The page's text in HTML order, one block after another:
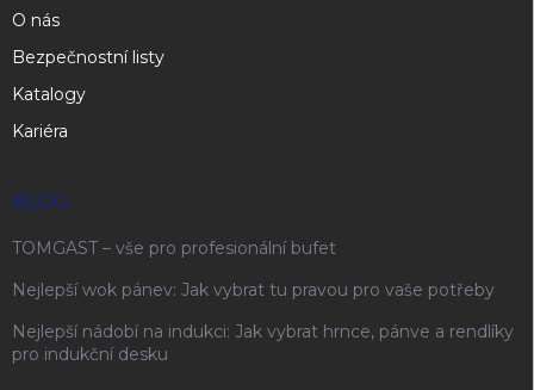
O nás
Bezpečnostní listy
Katalogy
Kariéra
BLOG
TOMGAST – vše pro profesionální bufet
Nejlepší wok pánev: Jak vybrat tu pravou pro vaše potřeby
Nejlepší nádobí na indukci: Jak vybrat hrnce, pánve a rendlíky
pro indukční desku